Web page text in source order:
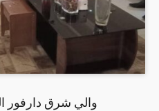
والي شرق دارفور